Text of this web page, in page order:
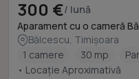
300 €/ lună
Aparament cu o cameră
Bălcescu, Timișoara
1 camere
30 mp
• Locație Aproximativă